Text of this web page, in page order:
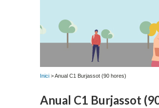
Inici > Anual C1 Burjassot (90 hores)
Anual C1 Burjassot